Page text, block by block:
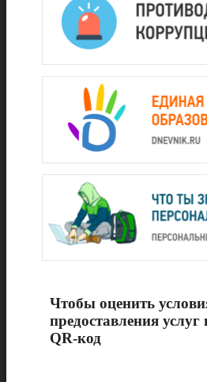
Чтобы оценить
предоставления услуг
QR-код